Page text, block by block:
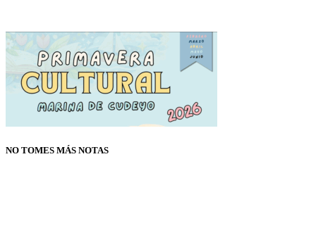
NO TOMES MÁS NOTAS